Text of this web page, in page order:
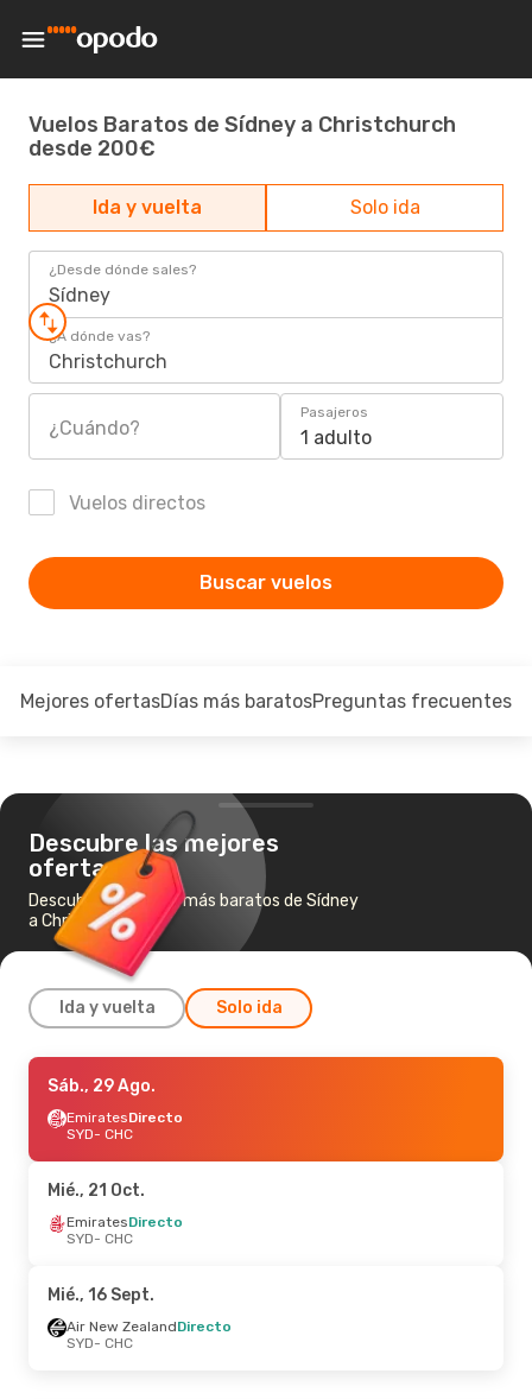
Vuelos Baratos de Sídney a Christchurch
desde 200€
Ida y vuelta Solo ida
¿Desde dónde sales?
Sídney
¿A dónde vas?
Christchurch
¿Cuándo?
Pasajeros
1 adulto
Vuelos directos
Buscar vuelos
Mejores ofertasDías más baratosPreguntas frecuentes
Descubre las mejores
ofertas
Descubre los vuelos más baratos de Sídney
a Christchurch
Ida y vuelta Solo ida
Vie., 21 Ago.- Mar., 25 Ago.
Qantas AirwaysDirecto
SYD- CHC
CHC- SYD
Mié., 16 Sept.- Mar., 22 Sept.
Air New Zealand
CHC- SYD
Sáb., 29 Ago.
EmiratesDirecto
SYD- CHC
Mié., 21 Oct.
EmiratesDirecto
SYD- CHC
Mié., 16 Sept.
Air New ZealandDirecto
SYD- CHC